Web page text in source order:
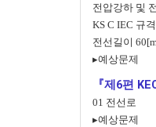
전압강하 및
KS C IEC 규격
전선길이
▸예상문제
『제6편
01 전선로
▸예상문제